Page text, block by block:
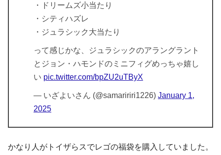
・ドリームズ小当たり
・シティハズレ
・ジュラシック大当たり
って感じかな、ジュラシックのアラングラント
とジョン・ハモンドのミニフィグめっちゃ嬉し
い pic.twitter.com/bpZU2uTByX
— いざよいさん (@samaririri1226) January 1,
2025
かなり人がトイザらスでレゴの福袋を購入していました。